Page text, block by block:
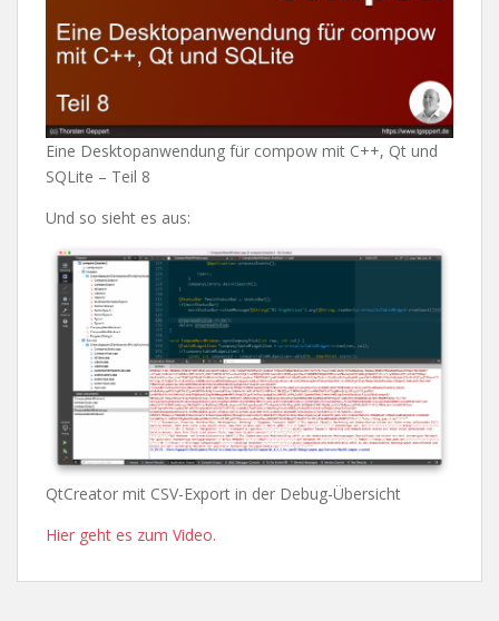
Eine Desktopanwendung für compow mit C++, Qt und
SQLite – Teil 8
Und so sieht es aus:
QtCreator mit CSV-Export in der Debug-Übersicht
Hier geht es zum Video.